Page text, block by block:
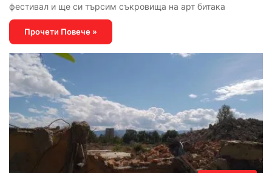
фестивал и ще си търсим съкровища на арт битака
Прочети Повече »